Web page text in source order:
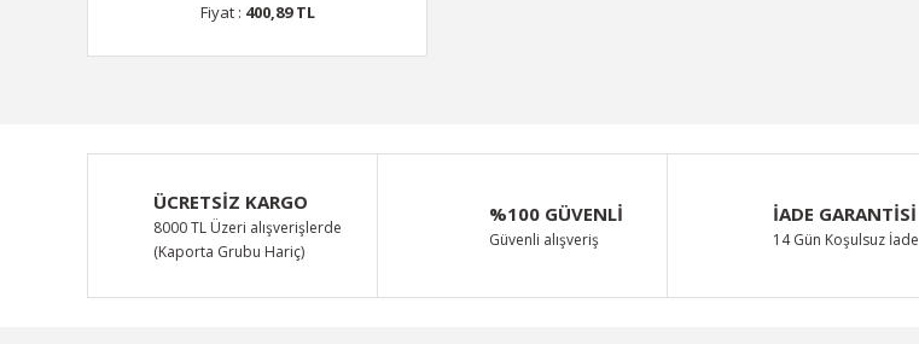
Fiyat : 400,89 TL
ÜCRETSİZ KARGO
8000 TL Üzeri alışverişlerde
(Kaporta Grubu Hariç)
%100 GÜVENLİ
Güvenli alışveriş
İADE GARANTİSİ
14 Gün Koşulsuz İade